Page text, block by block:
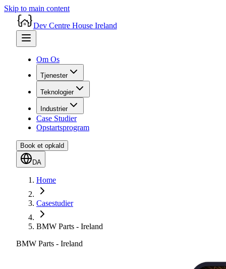
Skip to main content
Dev Centre House Ireland
Om Os
Tjenester
Teknologier
Industrier
Case Studier
Opstartsprogram
Book et opkald
DA
Home
Casestudier
BMW Parts - Ireland
BMW Parts - Ireland